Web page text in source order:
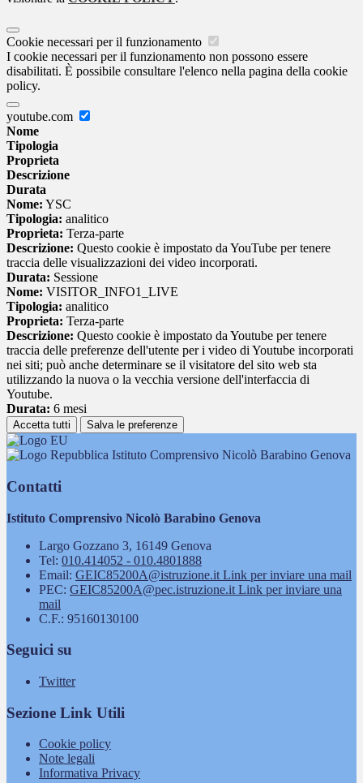
Cookie necessari per il funzionamento
I cookie necessari per il funzionamento non possono essere
disabilitati. È possibile consultare l'elenco nella pagina della cookie
policy.
youtube.com
Nome
Tipologia
Proprieta
Descrizione
Durata
Nome: YSC
Tipologia: analitico
Proprieta: Terza-parte
Descrizione: Questo cookie è impostato da YouTube per tenere
traccia delle visualizzazioni dei video incorporati.
Durata: Sessione
Nome: VISITOR_INFO1_LIVE
Tipologia: analitico
Proprieta: Terza-parte
Descrizione: Questo cookie è impostato da Youtube per tenere
traccia delle preferenze dell'utente per i video di Youtube incorporati
nei siti; può anche determinare se il visitatore del sito web sta
utilizzando la nuova o la vecchia versione dell'interfaccia di
Youtube.
Durata: 6 mesi
Accetta tutti Salva le preferenze
Istituto Comprensivo Nicolò Barabino Genova
Contatti
Istituto Comprensivo Nicolò Barabino Genova
Largo Gozzano 3, 16149 Genova
Tel: 010.414052 - 010.4801888
Email: GEIC85200A@istruzione.it Link per inviare una mail
PEC: GEIC85200A@pec.istruzione.it Link per inviare una
mail
C.F.: 95160130100
Seguici su
Twitter
Sezione Link Utili
Cookie policy
Note legali
Informativa Privacy